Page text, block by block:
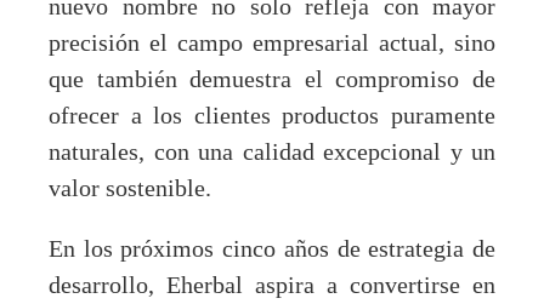
nuevo nombre no solo refleja con mayor
precisión el campo empresarial actual, sino
que también demuestra el compromiso de
ofrecer a los clientes productos puramente
naturales, con una calidad excepcional y un
valor sostenible.
En los próximos cinco años de estrategia de
desarrollo, Eherbal aspira a convertirse en